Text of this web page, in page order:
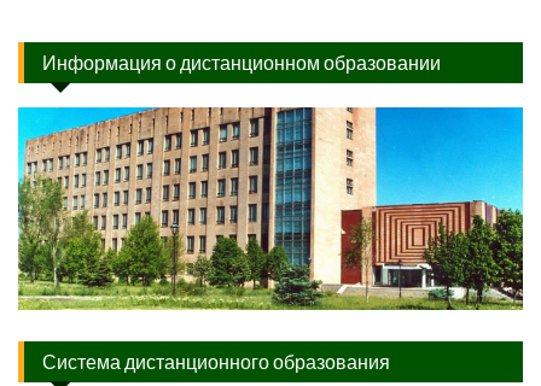
Информация о дистанционном образовании
Система дистанционного образования